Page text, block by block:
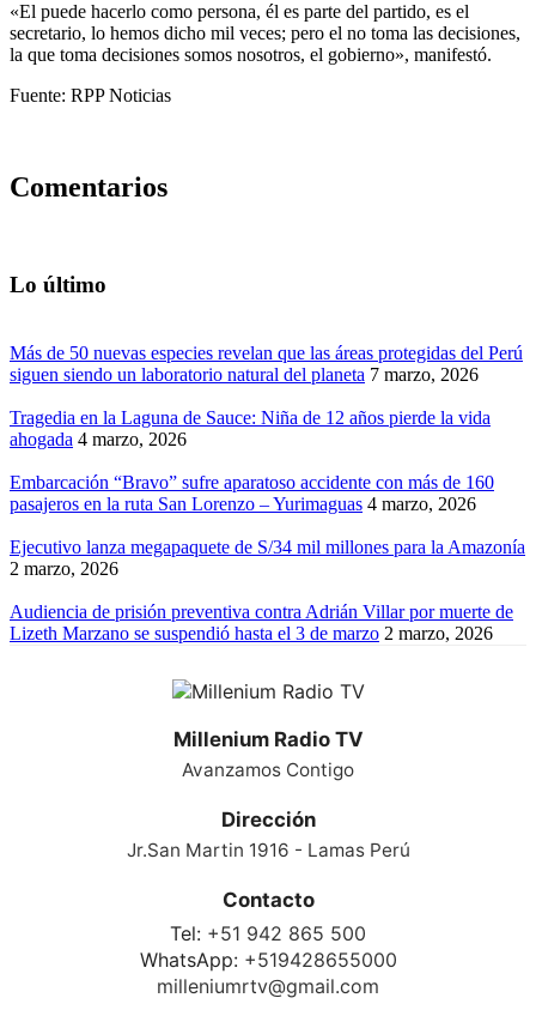
«El puede hacerlo como persona, él es parte del partido, es el
secretario, lo hemos dicho mil veces; pero el no toma las decisiones,
la que toma decisiones somos nosotros, el gobierno», manifestó.
Fuente: RPP Noticias
Comentarios
Lo último
Más de 50 nuevas especies revelan que las áreas protegidas del Perú
siguen siendo un laboratorio natural del planeta 7 marzo, 2026
Tragedia en la Laguna de Sauce: Niña de 12 años pierde la vida
ahogada 4 marzo, 2026
Embarcación “Bravo” sufre aparatoso accidente con más de 160
pasajeros en la ruta San Lorenzo – Yurimaguas 4 marzo, 2026
Ejecutivo lanza megapaquete de S/34 mil millones para la Amazonía
2 marzo, 2026
Audiencia de prisión preventiva contra Adrián Villar por muerte de
Lizeth Marzano se suspendió hasta el 3 de marzo 2 marzo, 2026
Millenium Radio TV
Avanzamos Contigo
Dirección
Jr.San Martin 1916 - Lamas Perú
Contacto
Tel: +51 942 865 500
WhatsApp: +519428655000
milleniumrtv@gmail.com